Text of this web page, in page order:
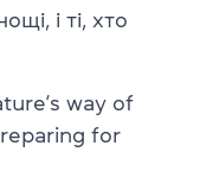
і ті, хто
way of
for